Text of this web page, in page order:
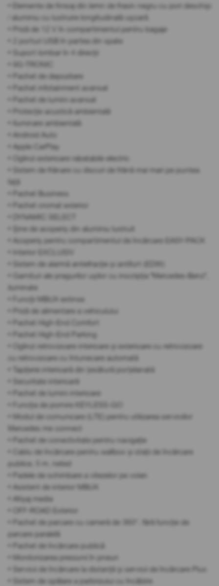
• Elemente de finisaj din lemn de frasin negru cu pori deschiși
/ aluminiu cu lustruire longitudinală ușoară
• Priză de 12 V în compartimentul pentru bagaje
• 2 porturi USB în partea din spate
• Suport lombar în 4 direcții
• 9G-TRONIC
• Pachet de depozitare
• Pachet infotainment avansat
• Pachet de lumini avansat
• Protecție acustică ambientală
• Iluminare ambientală
• Android Auto
• Apple CarPlay
• Oglinzi exterioare rabatabile electric
• Sistem de frânare cu discuri de frână mai mari pe puntea
față
• Pachet Business
• Pachet cromat exterior
• DYNAMIC SELECT
• Șine de acoperiș din aluminiu lustruit
• Acoperiș pentru compartimentul de încărcare EASY-PACK
• Interior EXCLUSIV
• Sistem de alarmă antiefracție și antifurt (EDW)
• Garnituri ale pragurilor ușilor cu inscripția "Mercedes-Benz",
iluminate
• Funcții MBUX extinse
• Priză de alimentare a vehiculului
• Pachet High-End Comfort
• Pachet High-End Parking
• Oglinzi retrovizoare interioare și exterioare cu retrovizoare
cu retrovizoare cu întunecare automată
• Tapițerie interioară din țesătură porțelanată
• Securitate interioară
• Pachet de lumini interioare
• Funcția de pornire KEYLESS-GO
• Modul de comunicare (LTE) pentru utilizarea serviciilor
Mercedes me connect
• Pachet de conectivitate pentru navigație
• Cablu de încărcare pentru wallbox și stații de încărcare
publice, 5 m, neted
• Padele de schimbare a vitezelor pe volan
• Asistent de interior MBUX
• Afișaj media
• OFF-ROAD Exterior
• Pachet de parcare cu cameră de 360°, fără funcție de
parcare paralelă
• Pachet de încărcare publică
• Monitorizarea presiunii în pneuri
• Servicii de încărcare la distanță și servicii de încărcare Plus
• Sistem de spălare a parbrizului cu încălzire